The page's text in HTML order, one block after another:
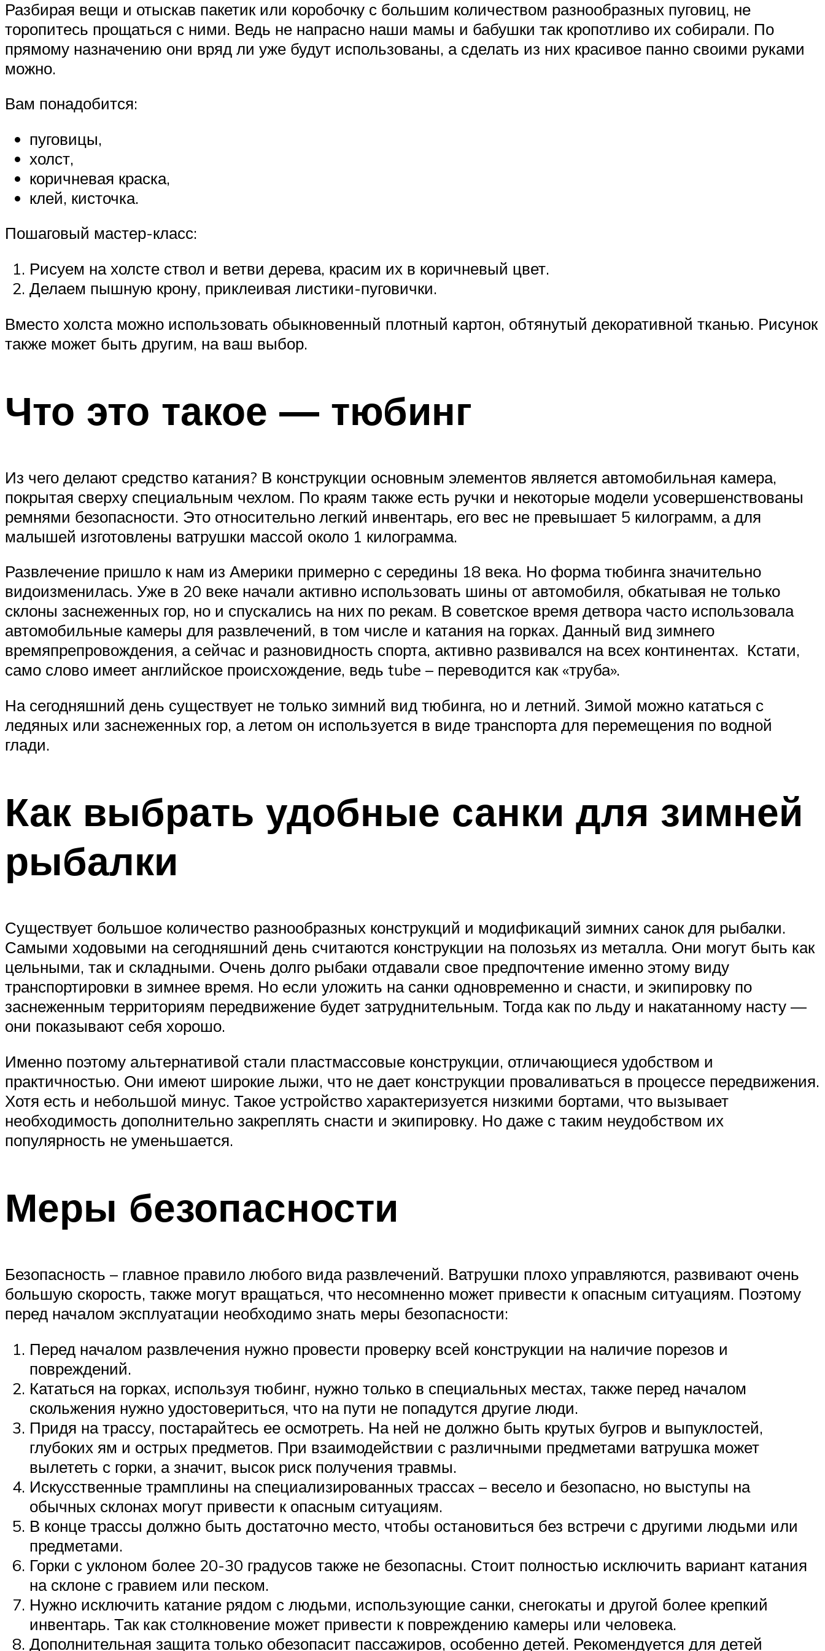
Разбирая вещи и отыскав пакетик или коробочку с большим количеством разнообразных пуговиц, не
торопитесь прощаться с ними. Ведь не напрасно наши мамы и бабушки так кропотливо их собирали. По
прямому назначению они вряд ли уже будут использованы, а сделать из них красивое панно своими руками
можно.
Вам понадобится:
пуговицы,
холст,
коричневая краска,
клей, кисточка.
Пошаговый мастер-класс:
Рисуем на холсте ствол и ветви дерева, красим их в коричневый цвет.
Делаем пышную крону, приклеивая листики-пуговички.
Вместо холста можно использовать обыкновенный плотный картон, обтянутый декоративной тканью. Рисунок
также может быть другим, на ваш выбор.
Что это такое — тюбинг
Из чего делают средство катания? В конструкции основным элементов является автомобильная камера,
покрытая сверху специальным чехлом. По краям также есть ручки и некоторые модели усовершенствованы
ремнями безопасности. Это относительно легкий инвентарь, его вес не превышает 5 килограмм, а для
малышей изготовлены ватрушки массой около 1 килограмма.
Развлечение пришло к нам из Америки примерно с середины 18 века. Но форма тюбинга значительно
видоизменилась. Уже в 20 веке начали активно использовать шины от автомобиля, обкатывая не только
склоны заснеженных гор, но и спускались на них по рекам. В советское время детвора часто использовала
автомобильные камеры для развлечений, в том числе и катания на горках. Данный вид зимнего
времяпрепровождения, а сейчас и разновидность спорта, активно развивался на всех континентах. Кстати,
само слово имеет английское происхождение, ведь tube – переводится как «труба».
На сегодняшний день существует не только зимний вид тюбинга, но и летний. Зимой можно кататься с
ледяных или заснеженных гор, а летом он используется в виде транспорта для перемещения по водной
глади.
Как выбрать удобные санки для зимней
рыбалки
Существует большое количество разнообразных конструкций и модификаций зимних санок для рыбалки.
Самыми ходовыми на сегодняшний день считаются конструкции на полозьях из металла. Они могут быть как
цельными, так и складными. Очень долго рыбаки отдавали свое предпочтение именно этому виду
транспортировки в зимнее время. Но если уложить на санки одновременно и снасти, и экипировку по
заснеженным территориям передвижение будет затруднительным. Тогда как по льду и накатанному насту —
они показывают себя хорошо.
Именно поэтому альтернативой стали пластмассовые конструкции, отличающиеся удобством и
практичностью. Они имеют широкие лыжи, что не дает конструкции проваливаться в процессе передвижения.
Хотя есть и небольшой минус. Такое устройство характеризуется низкими бортами, что вызывает
необходимость дополнительно закреплять снасти и экипировку. Но даже с таким неудобством их
популярность не уменьшается.
Меры безопасности
Безопасность – главное правило любого вида развлечений. Ватрушки плохо управляются, развивают очень
большую скорость, также могут вращаться, что несомненно может привести к опасным ситуациям. Поэтому
перед началом эксплуатации необходимо знать меры безопасности:
Перед началом развлечения нужно провести проверку всей конструкции на наличие порезов и
повреждений.
Кататься на горках, используя тюбинг, нужно только в специальных местах, также перед началом
скольжения нужно удостовериться, что на пути не попадутся другие люди.
Придя на трассу, постарайтесь ее осмотреть. На ней не должно быть крутых бугров и выпуклостей,
глубоких ям и острых предметов. При взаимодействии с различными предметами ватрушка может
вылететь с горки, а значит, высок риск получения травмы.
Искусственные трамплины на специализированных трассах – весело и безопасно, но выступы на
обычных склонах могут привести к опасным ситуациям.
В конце трассы должно быть достаточно место, чтобы остановиться без встречи с другими людьми или
предметами.
Горки с уклоном более 20-30 градусов также не безопасны. Стоит полностью исключить вариант катания
на склоне с гравием или песком.
Нужно исключить катание рядом с людьми, использующие санки, снегокаты и другой более крепкий
инвентарь. Так как столкновение может привести к повреждению камеры или человека.
Дополнительная защита только обезопасит пассажиров, особенно детей. Рекомендуется для детей